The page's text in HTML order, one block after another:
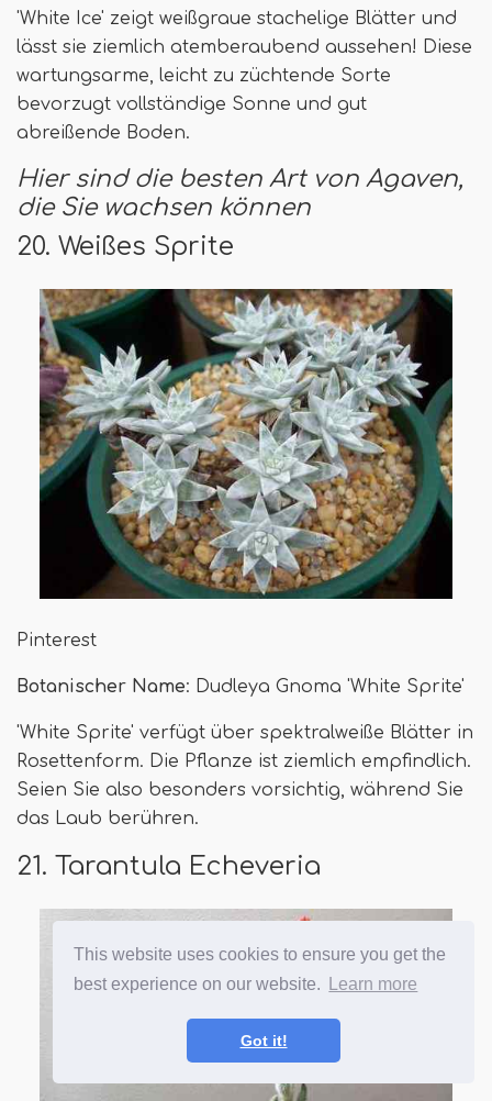
This website uses cookies to ensure you get the
best experience on our website.
Learn more
Got it!
'White Ice' zeigt weißgraue stachelige Blätter und
lässt sie ziemlich atemberaubend aussehen! Diese
wartungsarme, leicht zu züchtende Sorte
bevorzugt vollständige Sonne und gut
abreißende Boden.
Hier sind die besten Art von Agaven,
die Sie wachsen können
20. Weißes Sprite
Pinterest
Botanischer Name: Dudleya Gnoma 'White Sprite'
'White Sprite' verfügt über spektralweiße Blätter in
Rosettenform. Die Pflanze ist ziemlich empfindlich.
Seien Sie also besonders vorsichtig, während Sie
das Laub berühren.
21. Tarantula Echeveria